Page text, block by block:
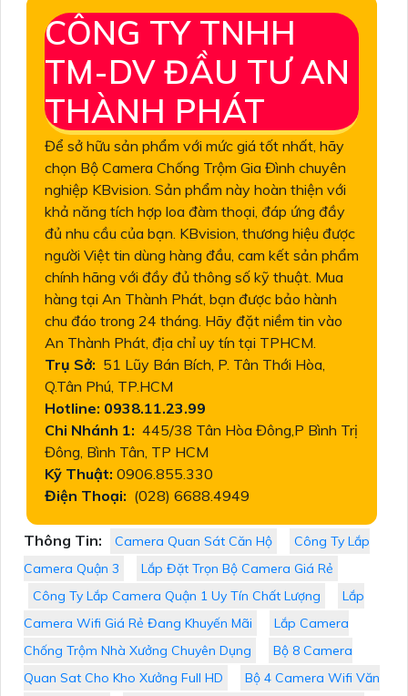
CÔNG TY TNHH
TM-DV ĐẦU TƯ AN
THÀNH PHÁT
Để sở hữu sản phẩm với mức giá tốt nhất, hãy
chọn Bộ Camera Chống Trộm Gia Đình chuyên
nghiệp KBvision. Sản phẩm này hoàn thiện với
khả năng tích hợp loa đàm thoại, đáp ứng đầy
đủ nhu cầu của bạn. KBvision, thương hiệu được
người Việt tin dùng hàng đầu, cam kết sản phẩm
chính hãng với đầy đủ thông số kỹ thuật. Mua
hàng tại An Thành Phát, bạn được bảo hành
chu đáo trong 24 tháng. Hãy đặt niềm tin vào
An Thành Phát, địa chỉ uy tín tại TPHCM.
Trụ Sở: 51 Lũy Bán Bích, P. Tân Thới Hòa,
Q.Tân Phú, TP.HCM
Hotline: 0938.11.23.99
Chi Nhánh 1: 445/38 Tân Hòa Đông,P Bình Trị
Đông, Bình Tân, TP HCM
Kỹ Thuật: 0906.855.330
Điện Thoại: (028) 6688.4949
Thông Tin: Camera Quan Sát Căn Hộ
Công Ty Lắp
Camera Quận 3
Lắp Đặt Trọn Bộ Camera Giá Rẻ
Công Ty Lắp Camera Quận 1 Uy Tín Chất Lượng
Lắp
Camera Wifi Giá Rẻ Đang Khuyến Mãi
Lắp Camera
Chống Trộm Nhà Xưởng Chuyên Dụng
Bộ 8 Camera
Quan Sat Cho Kho Xưởng Full HD
Bộ 4 Camera Wifi Văn